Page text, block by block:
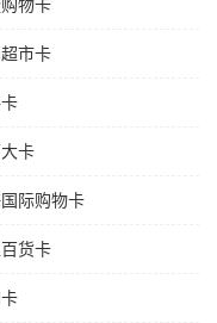
物卡
市卡
卡
际购物卡
货卡